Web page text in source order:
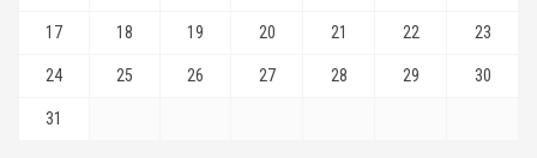
17 18 19 20 21 22 23
24 25 26 27 28 29 30
31